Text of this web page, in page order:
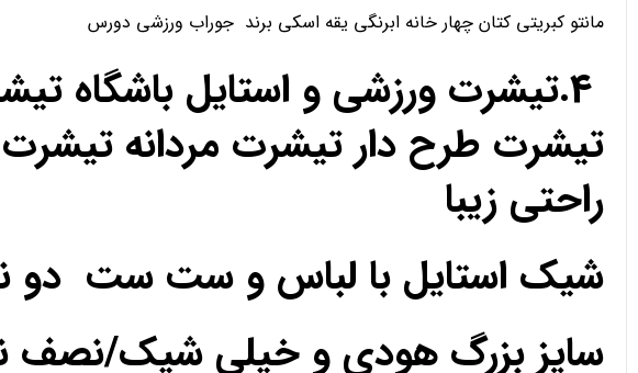
مانتو کبریتی کتان چهار خانه ابرنگی یقه اسکی برند جوراب ورزشی دورس
4.تیشرت ورزشی و استایل باشگاه
تیشرت طرح دار تیشرت مردانه
راحتی زیبا
شیک استایل با لباس و ست ست دو
سایز بزرگ هودی و خیلی شیک/